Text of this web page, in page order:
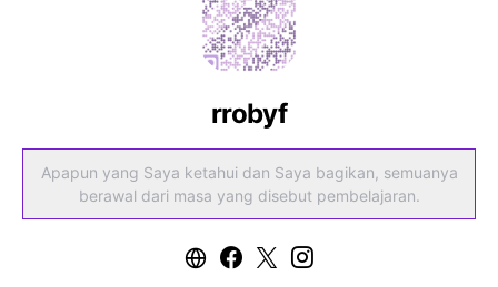
rrobyf
Apapun yang Saya ketahui dan Saya bagikan, semuanya
berawal dari masa yang disebut pembelajaran.